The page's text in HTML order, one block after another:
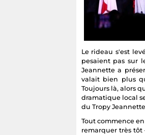
Le rideau s'est
pesaient pas sur
Jeannette a
valait bien plus
Toujours là, alors
dramatique local
du Tropy
Tout commence
remarquer très